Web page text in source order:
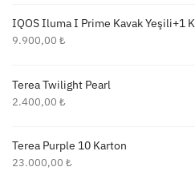
IQOS Iluma I Prime Kavak Yeşili+1
9.900,00 ₺
Terea Twilight Pearl
2.400,00 ₺
Terea Purple 10 Karton
23.000,00 ₺